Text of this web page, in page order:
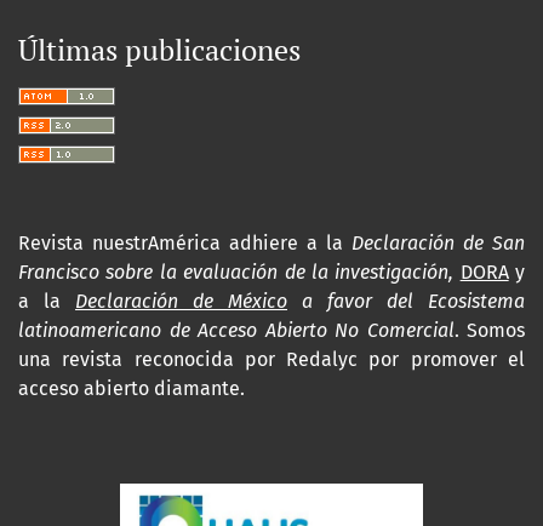
Últimas publicaciones
Revista nuestrAmérica adhiere a la Declaración de San
Francisco sobre la evaluación de la investigación, DORAy
a la Declaración de México a favor del Ecosistema
latinoamericano de Acceso Abierto No Comercial. Somos
una revista reconocida por Redalyc por promover el
acceso abierto diamante.